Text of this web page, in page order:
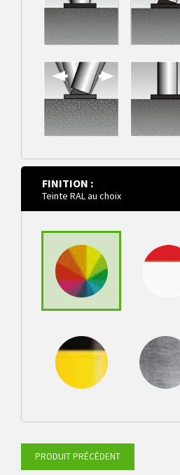
verrouillage
avec
sur platine à
ressort
sur platine à
ressort avec
pointe de
rupture
embase
platine
FINITION :
Teinte RAL au choix
Teinte RAL au
rouge/
jaune/noir
PRODUIT PRÉCÉDENT